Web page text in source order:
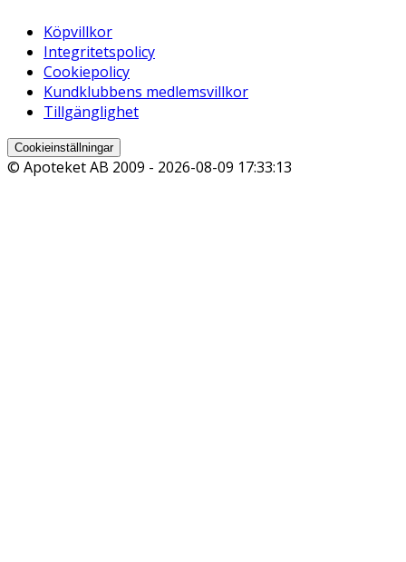
Köpvillkor
Integritetspolicy
Cookiepolicy
Kundklubbens medlemsvillkor
Tillgänglighet
Cookieinställningar
© Apoteket AB 2009 - 2026-08-09 17:33:13